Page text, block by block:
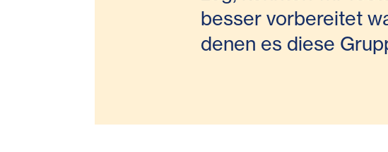
besser vorbereitet
denen es diese